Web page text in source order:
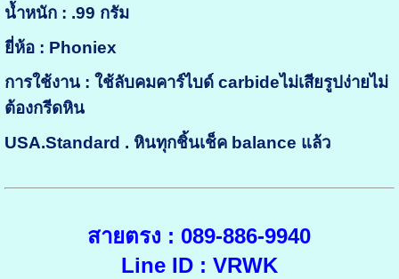
น้ำหนัก : .99 กรัม
ยี่ห้อ : Phoniex
การใช้งาน : ใช้ลับคมคาร์ไบด์ carbideไม่เสียรูปง่ายไม่
ต้องกรีดหิน
USA.Standard . หินทุกชิ้นเช็ค balance แล้ว
สายตรง : 089-886-9940
Line ID : VRWK